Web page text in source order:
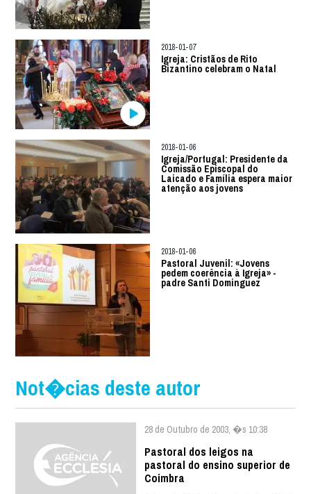
2018-01-07
Igreja: Cristãos de Rito
Bizantino celebram o Natal
2018-01-06
Igreja/Portugal: Presidente da
Comissão Episcopal do
Laicado e Família espera maior
atenção aos jovens
2018-01-06
Pastoral Juvenil: «Jovens
pedem coerência à Igreja» -
padre Santi Dominguez
Not�cias deste autor
28 de Outubro de 2003, �s 10:38
Pastoral dos leigos na
pastoral do ensino superior de
Coimbra